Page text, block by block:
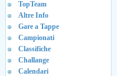
TopTeam
Altre Info
Gare a Tappe
Campionati
Classifiche
Challange
Calendari